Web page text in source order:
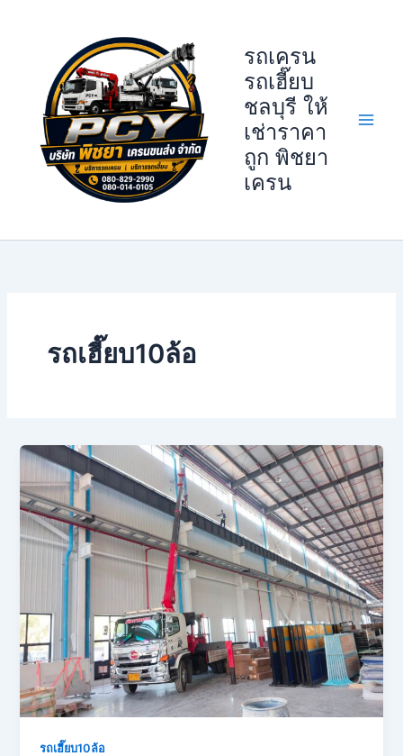
รถเครน
รถเฮี๊ยบ
ชลบุรี ให้
เช่าราคา
ถูก พิชยา
เครน
รถเฮี๊ยบ10ล้อ
รถเฮี๊ยบ10ล้อ